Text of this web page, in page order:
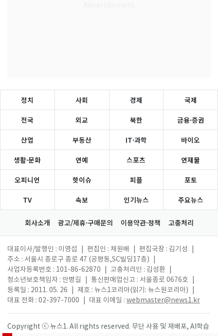
정치 사회 경제 국제
전국 외교 북한 금융·증권
산업 부동산 IT·과학 바이오
생활·문화 연예 스포츠 연재물
오피니언 핫이슈 피플 포토
TV 속보 인기뉴스 주요뉴스
회사소개 광고/제휴·구매문의 이용약관·정책 고충처리
대표이사/발행인 : 이영섭 편집인 : 채원배 편집국장 : 김기성
주소 : 서울시 종로구 종로 47 (공평동,SC빌딩17층)
사업자등록번호 : 101-86-62870
고충처리인 : 김성환
청소년보호책임자 : 안병길
통신판매업신고 : 서울종로 0676호
등록일 : 2011. 05. 26
제호 : 뉴스1코리아(읽기: 뉴스원코리아)
대표 전화 : 02-397-7000
대표 이메일 : webmaster@news1.kr
Copyright ⓒ 뉴스1. All rights reserved. 무단 사용 및 재배포, AI학습